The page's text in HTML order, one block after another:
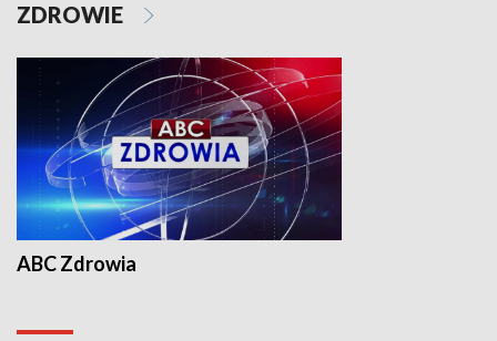
ZDROWIE
ABC Zdrowia